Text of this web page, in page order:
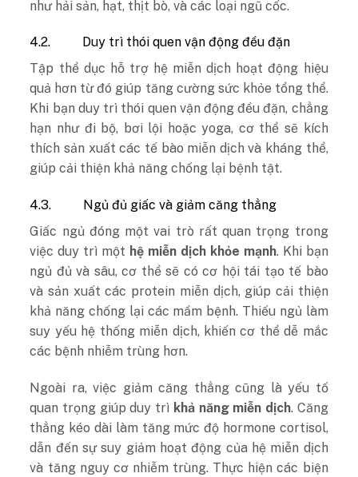
như hải sản, hạt, thịt bò, và các loại ngũ cốc.
4.2.
Duy trì thói quen vận động đều đặn
Tập thể dục hỗ trợ hệ miễn dịch hoạt động hiệu
quả hơn từ đó giúp tăng cường sức khỏe tổng thể.
Khi bạn duy trì thói quen vận động đều đặn, chẳng
hạn như đi bộ, bơi lội hoặc yoga, cơ thể sẽ kích
thích sản xuất các tế bào miễn dịch và kháng thể,
giúp cải thiện khả năng chống lại bệnh tật.
4.3.
Ngủ đủ giấc và giảm căng thẳng
Giấc ngủ đóng một vai trò rất quan trọng trong
việc duy trì một hệ miễn dịch khỏe mạnh. Khi bạn
ngủ đủ và sâu, cơ thể sẽ có cơ hội tái tạo tế bào
và sản xuất các protein miễn dịch, giúp cải thiện
khả năng chống lại các mầm bệnh. Thiếu ngủ làm
suy yếu hệ thống miễn dịch, khiến cơ thể dễ mắc
các bệnh nhiễm trùng hơn.
Ngoài ra, việc giảm căng thẳng cũng là yếu tố
quan trọng giúp duy trì khả năng miễn dịch. Căng
thẳng kéo dài làm tăng mức độ hormone cortisol,
dẫn đến sự suy giảm hoạt động của hệ miễn dịch
và tăng nguy cơ nhiễm trùng. Thực hiện các biện